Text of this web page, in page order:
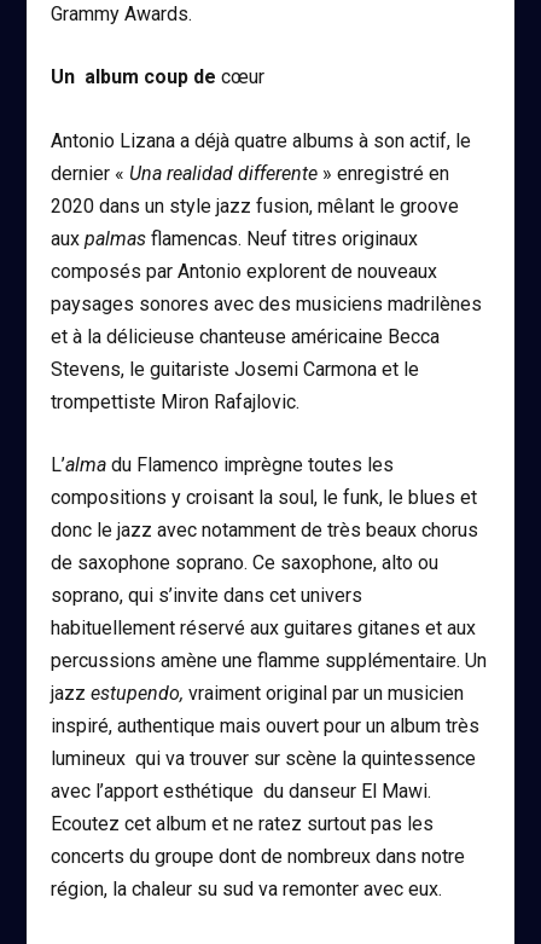
Grammy Awards.
Un album coup decœur
Antonio Lizana a déjà quatre albums à son actif, le
dernier « Una realidad differente » enregistré en
2020 dans un style jazz fusion, mêlant le groove
auxpalmas flamencas. Neuf titres originaux
composés par Antonio explorent de nouveaux
paysages sonores avec des musiciens madrilènes
et à la délicieuse chanteuse américaine Becca
Stevens, le guitariste Josemi Carmona et le
trompettiste Miron Rafajlovic.
L’alma du Flamenco imprègne toutes les
compositions y croisant la soul, le funk, le blues et
donc le jazz avec notamment de très beaux chorus
de saxophone soprano. Ce saxophone, alto ou
soprano, qui s’invite dans cet univers
habituellement réservé aux guitares gitanes et aux
percussions amène une flamme supplémentaire. Un
jazzestupendo,vraiment original par un musicien
inspiré, authentique mais ouvert pour un album très
lumineux qui va trouver sur scène la quintessence
avec l’apport esthétique du danseur El Mawi.
Ecoutez cet album et ne ratez surtout pas les
concerts du groupe dont de nombreux dans notre
région, la chaleur su sud va remonter avec eux.